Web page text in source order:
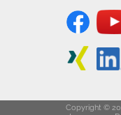
Copyright ©